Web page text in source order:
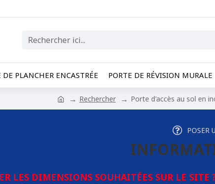
DE PLANCHER ENCASTRÉE PORTE DE RÉVISION MURALE
Rechercher Porte d'accès au sol en
POSER
LES DIMENSIONS SOUHAITÉES SUR LE SITE